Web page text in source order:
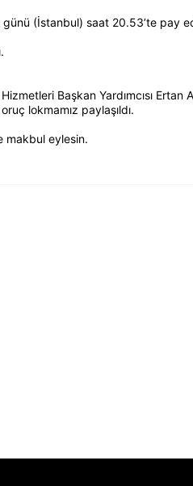
(İstanbul) saat 20.53’te pay
Başkan Yardımcısı Ertan
oruç lokmamız paylaşıldı.
makbul eylesin.